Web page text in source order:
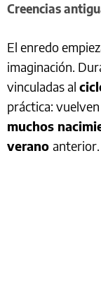
Creencias
El enredo
imaginación.
vinculadas al
práctica:
muchos
verano anterior.